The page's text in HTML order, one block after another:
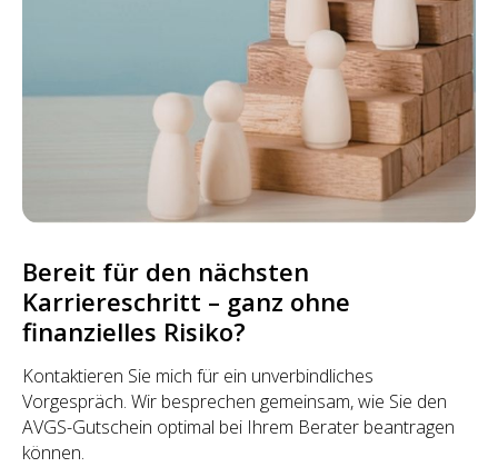
Bereit für den nächsten
Karriereschritt – ganz ohne
finanzielles Risiko?
Kontaktieren Sie mich für ein unverbindliches
Vorgespräch. Wir besprechen gemeinsam, wie Sie den
AVGS-Gutschein optimal bei Ihrem Berater beantragen
können.